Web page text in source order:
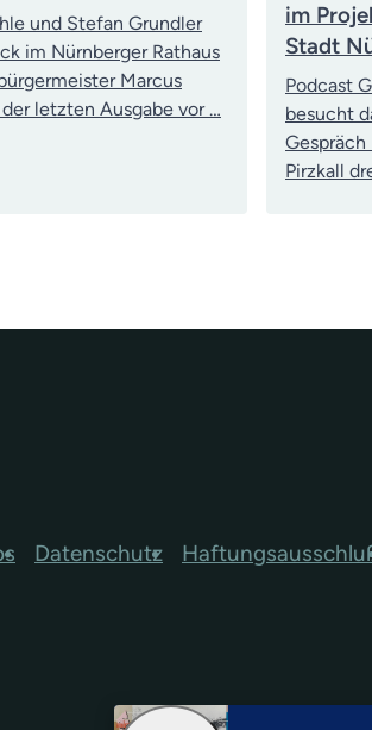
und Stefan Grundler
im Nürnberger Rathaus
Marcus
letzten Ausgabe vor …
im
Stadt
Podcast
besucht
Pirzkall
Datenschutz